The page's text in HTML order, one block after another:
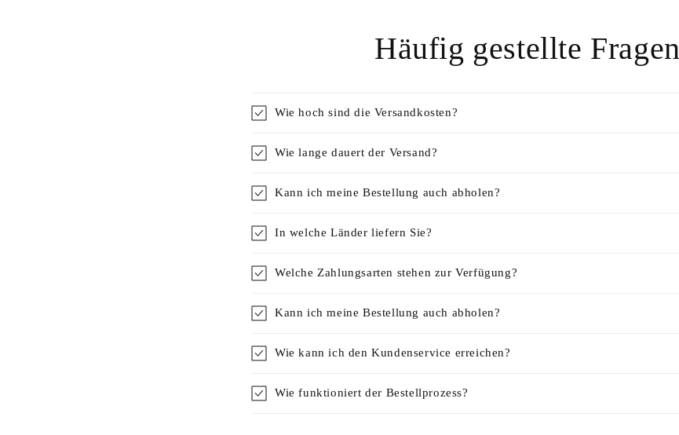
Häufig gestellte Fragen
Wie hoch sind die Versandkosten?
Wie lange dauert der Versand?
Kann ich meine Bestellung auch abholen?
In welche Länder liefern Sie?
Welche Zahlungsarten stehen zur Verfügung?
Kann ich meine Bestellung auch abholen?
Wie kann ich den Kundenservice erreichen?
Wie funktioniert der Bestellprozess?